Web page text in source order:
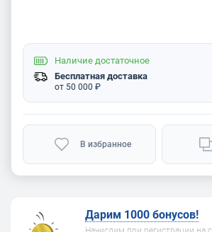
Наличие достаточное
Бесплатная доставка
от 50 000 ₽
В избранное
Дарим 1000 бонусов!